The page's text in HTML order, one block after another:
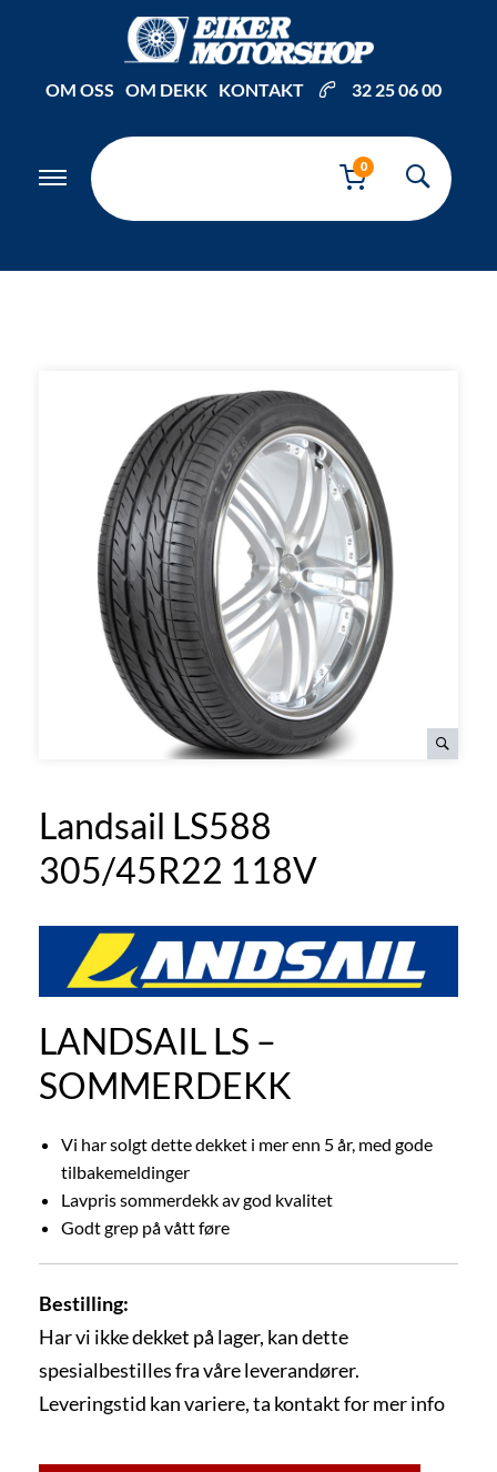
OM OSS OM DEKK KONTAKT 32 25 06 00
0
Landsail LS588
305/45R22 118V
LANDSAIL LS –
SOMMERDEKK
Vi har solgt dette dekket i mer enn 5 år, med gode
tilbakemeldinger
Lavpris sommerdekk av god kvalitet
Godt grep på vått føre
Bestilling:
Har vi ikke dekket på lager, kan dette
spesialbestilles fra våre leverandører.
Leveringstid kan variere, ta kontakt for mer info